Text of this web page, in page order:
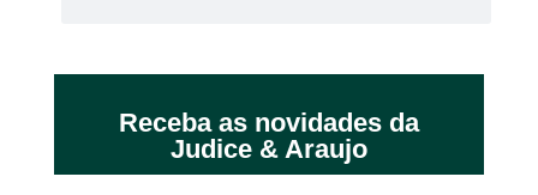
Receba as novidades da
Judice & Araujo